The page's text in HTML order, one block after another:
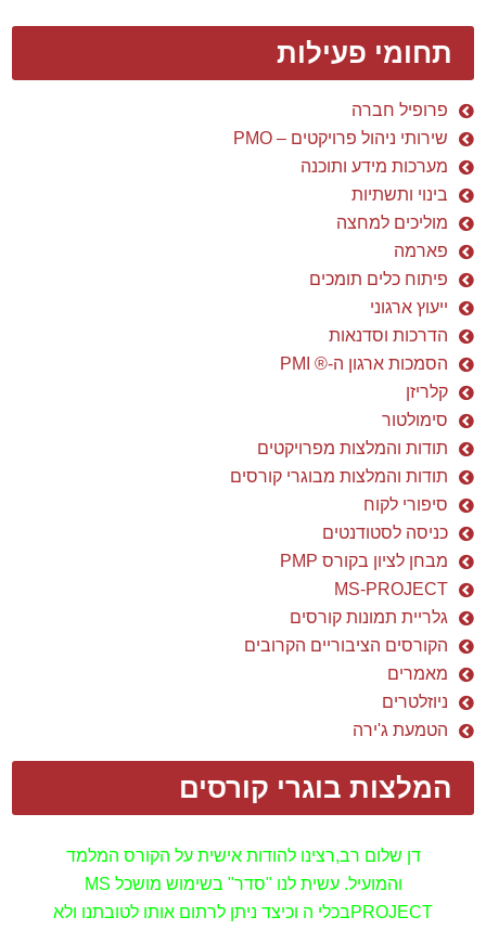
תחומי פעילות
פרופיל חברה
שירותי ניהול פרויקטים – PMO
מערכות מידע ותוכנה
בינוי ותשתיות
מוליכים למחצה
פארמה
פיתוח כלים תומכים
ייעוץ ארגוני
הדרכות וסדנאות
הסמכות ארגון ה-® PMI
קלריזן
סימולטור
תודות והמלצות מפרויקטים
תודות והמלצות מבוגרי קורסים
סיפורי לקוח
כניסה לסטודנטים
מבחן לציון בקורס PMP
MS-PROJECT
גלריית תמונות קורסים
הקורסים הציבוריים הקרובים
מאמרים
ניוזלטרים
הטמעת ג'ירה
המלצות בוגרי קורסים
דן שלום רב,רצינו להודות אישית על הקורס המלמד
והמועיל.עשית לנו "סדר" בשימוש מושכל MS
PROJECTבכלי ה וכיצד ניתן לרתום אותו לטובתנו ולא